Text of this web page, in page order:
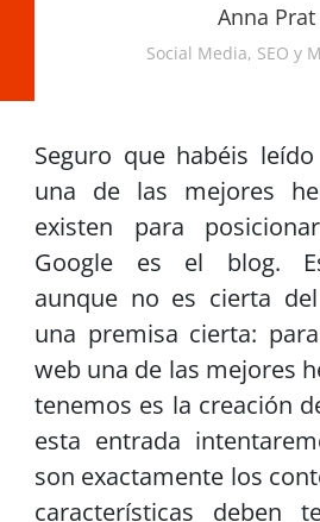
Anna Prat
Social Media, SEO y
Seguro que habéis
una de las mejores
existen para
Google es el blog.
aunque no es cierta
una premisa cierta:
web una de las mejores
tenemos es la creación
esta entrada
son exactamente los
características deben